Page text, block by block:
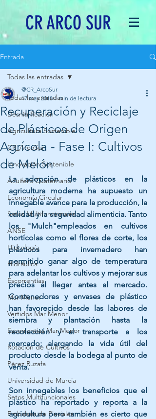
CR ARCO SUR
Entrada
Todas las entradas
Desnitrificación
Agricultura Sostenible
CR_ArcoSur
Innovación Sostenible
Acuífero Cuaternario
Economía Circular
Setos Multifuncionales
ANSE
Hidrología
Hidráulica
Escorrentías
Mar Menor
Vertidos Mar Menor
Escorrentías Mar Menor
Rotación de Cultivos
Pérez Ruzafa
Universidad de Murcia
Setos Multifuncionales
Embalses de Pluviales
Todas las entradas
Recuperación y Reciclaje
de Plásticos de Origen
Agrícola - Fase I: Cultivos
de Melón
@CR_ArcoSur
17 may 2018 1 min de lectura
La adopción de plásticos en la
agricultura moderna ha supuesto un
innegable avance para la producción, la
calidad y la seguridad alimenticia. Tanto
los "Mulch"empleados en cultivos
hortícolas como el flores de corte, los
plásticos para invernadero han
permitido ganar algo de temperatura
para adelantar los cultivos y mejorar sus
precios al llegar antes al mercado.
Contenedores y envases de plástico
han favorecido desde las labores de
siembra y plantación hasta la
recolección y el transporte a los
mercado; alargando la vida útil del
producto desde la bodega al punto de
venta.
Son innegables los beneficios que el
plástico ha reportado y reporta a la
agricultura pero también es cierto que